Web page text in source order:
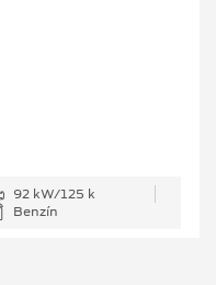
92 kW/125 k
Benzín